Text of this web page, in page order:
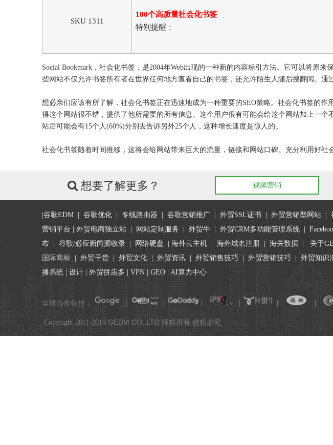
SKU 1311
100个高质量社会化书签
特别提醒：
Social Bookmark，社会化书签，是2004年Web出现的一种新的内容标引方法。它可以将原
些网站不仅允许书签所有者在世界任何地方查看自己的书签，还允许陌生人随后搜翻阅。
想必亲们应该有所了解，社会化书签正在迅速地成为一种重要的SEO策略。社会化书签的
得这个网站很不错，提供了他所需要的所有信息。这个用户很有可能会给这个网站加上一
站后可能会有15个人(60%)分别去告诉另外25个人，这种增长速度是惊人的。
社会化书签随着时间推移，这将会给网站带来巨大的流量，链接和网站口碑。充分利用好社
 想要了解更多？ 视频营销
谷歌EDM 谷歌优化 专线路由器 谷歌营销推广 外贸SSL证书 外贸营销型网站
营销平台 | 外贸电商独立站 | 网站定制服务 外贸牛 外贸CRM多功能管理系统
布
谷歌/必应新闻源收录 网络硬盘 海外云主机 海外域名注册 | 海关数据 关于
国际商标
外贸干货 外贸文化| 外贸资讯 外贸销售技巧 | 外贸营销技巧 外贸知识
播系统 | 设计 外贸拼店多| VPN GEO AI算力中心
全球合作伙伴： 丨 丨 丨
Copyright 2011-2019GEDM CO.,LTD 版权所有.侵权必究